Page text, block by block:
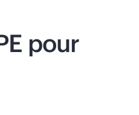
pour